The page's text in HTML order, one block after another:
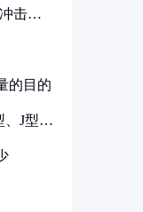
击要
的目的
J型、